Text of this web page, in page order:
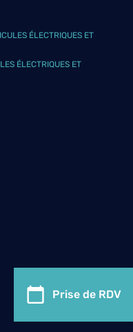
Prise de RDV
ÉLECTRIQUES ET
ÉLECTRIQUES ET